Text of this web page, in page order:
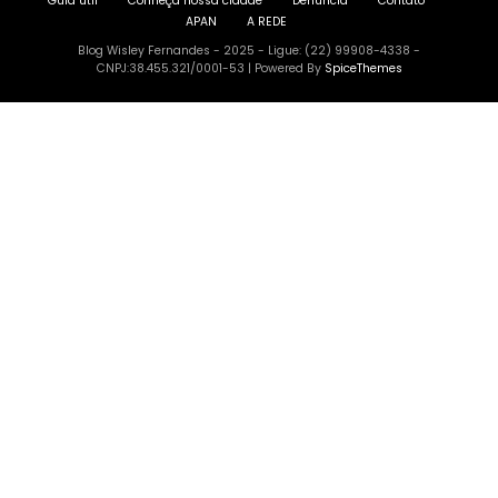
APAN
A REDE
Blog Wisley Fernandes - 2025 - Ligue: (22) 99908-4338 -
CNPJ:38.455.321/0001-53 | Powered By SpiceThemes